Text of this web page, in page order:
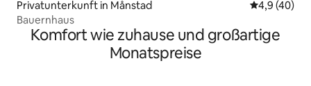
Privatunterkunft in Månstad
4,9 (40)
Bauernhaus
Komfort wie zuhause und großartige
Monatspreise